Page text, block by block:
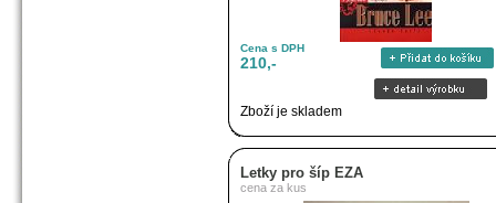
Cena s DPH
210,-
Zboží je skladem
Letky pro šíp EZA
cena za kus